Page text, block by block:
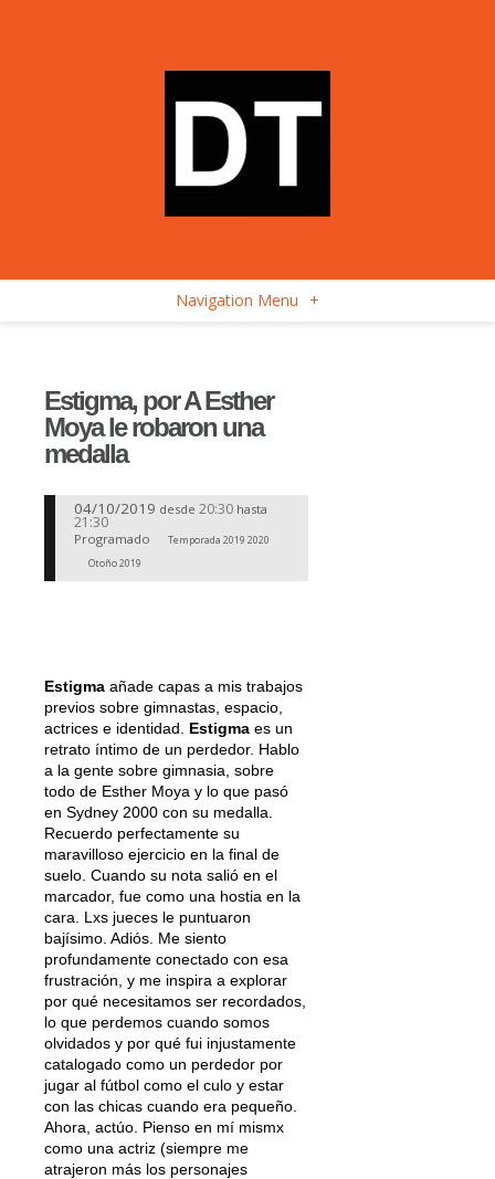
Navigation Menu +
Estigma, por A Esther
Moya le robaron una
medalla
04/10/2019 desde 20:30 hasta
21:30
Programado
Temporada 2019 2020
Otoño 2019
Estigma añade capas a mis trabajos
previos sobre gimnastas, espacio,
actrices e identidad. Estigma es un
retrato íntimo de un perdedor. Hablo
a la gente sobre gimnasia, sobre
todo de Esther Moya y lo que pasó
en Sydney 2000 con su medalla.
Recuerdo perfectamente su
maravilloso ejercicio en la final de
suelo. Cuando su nota salió en el
marcador, fue como una hostia en la
cara. Lxs jueces le puntuaron
bajísimo. Adiós. Me siento
profundamente conectado con esa
frustración, y me inspira a explorar
por qué necesitamos ser recordados,
lo que perdemos cuando somos
olvidados y por qué fui injustamente
catalogado como un perdedor por
jugar al fútbol como el culo y estar
con las chicas cuando era pequeño.
Ahora, actúo. Pienso en mí mismx
como una actriz (siempre me
atrajeron más los personajes